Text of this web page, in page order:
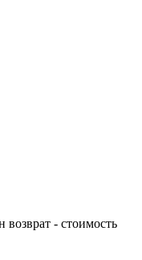
- стоимость